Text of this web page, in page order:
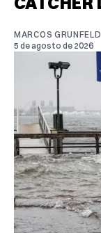
MARCOS GRUNFELD
5 de agosto de 2026